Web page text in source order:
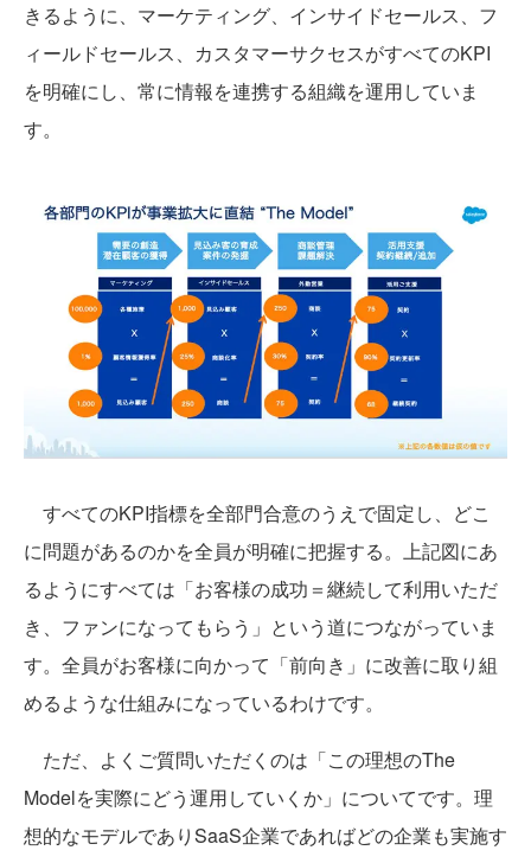
きるように、マーケティング、インサイドセールス、フ
ィールドセールス、カスタマーサクセスがすべてのKPI
を明確にし、常に情報を連携する組織を運用していま
す。
すべてのKPI指標を全部門合意のうえで固定し、どこ
に問題があるのかを全員が明確に把握する。上記図にあ
るようにすべては「お客様の成功＝継続して利用いただ
き、ファンになってもらう」という道につながっていま
す。全員がお客様に向かって「前向き」に改善に取り組
めるような仕組みになっているわけです。
ただ、よくご質問いただくのは「この理想のThe
Modelを実際にどう運用していくか」についてです。理
想的なモデルでありSaaS企業であればどの企業も実施す